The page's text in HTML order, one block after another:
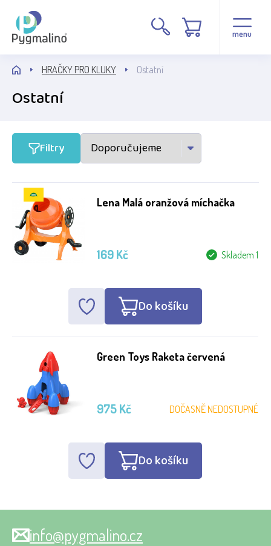
menu
Cena
Stav
Běžné zboží
Výrobce
Green Toys
Lena
HRAČKY PRO KLUKY Ostatní
Ostatní
Filtry
Lena Malá oranžová míchačka
Skladem 1
169 Kč
Do košíku
Green Toys Raketa červená
DOČASNĚ NEDOSTUPNÉ
975 Kč
Do košíku
info@pygmalino.cz